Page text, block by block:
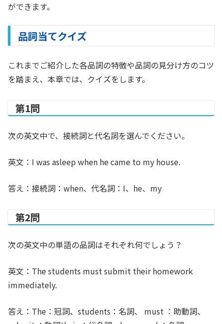
ができます。
品詞当てクイズ
これまでご紹介した各品詞の特徴や品詞の見分け方のコツ
を踏まえ、本章では、クイズをします。
第1問
次の英文中で、接続詞と代名詞を選んでください。
英文：I was asleep when he came to my house.
答え：接続詞：when、代名詞：I、he、my
第2問
次の英文中の単語の品詞はそれぞれ何でしょう？
英文：The students must submit their homework
immediately.
答え：The：冠詞、students：名詞、 must ：助動詞、